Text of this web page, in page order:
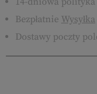
Bezpłatnie Wysyłka
Dostawy poczty